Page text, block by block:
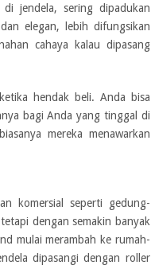
jendela, sering dipadukan
elegan, lebih difungsikan
cahaya kalau dipasang
hendak beli. Anda bisa
bagi Anda yang tinggal di
mereka menawarkan
komersial seperti gedung-
dengan semakin banyak
mulai merambah ke rumah-
dipasangi dengan roller